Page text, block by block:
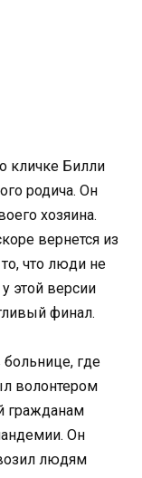
кличке Билли
родича. Он
хозяина.
вернется из
что люди не
этой версии
финал.
где
волонтером
гражданам
Он
людям